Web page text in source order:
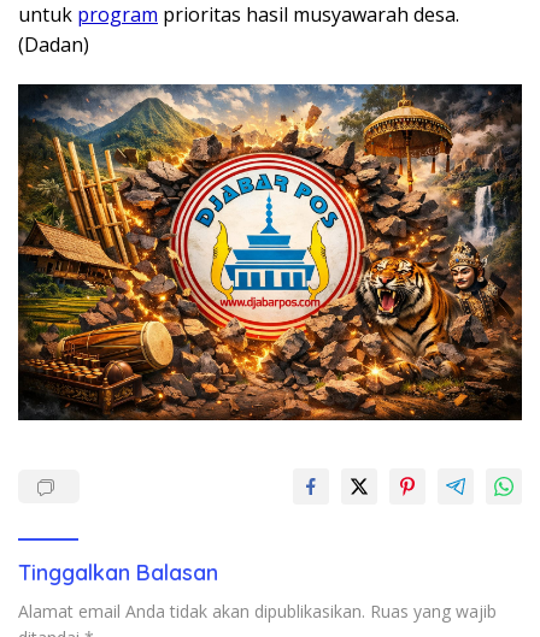
untuk program prioritas hasil musyawarah desa.
(Dadan)
Tinggalkan Balasan
Alamat email Anda tidak akan dipublikasikan. Ruas yang wajib